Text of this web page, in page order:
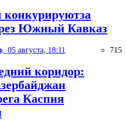
Южный Кавказ
05 августа, 18:11 715
коридор:
Каспия